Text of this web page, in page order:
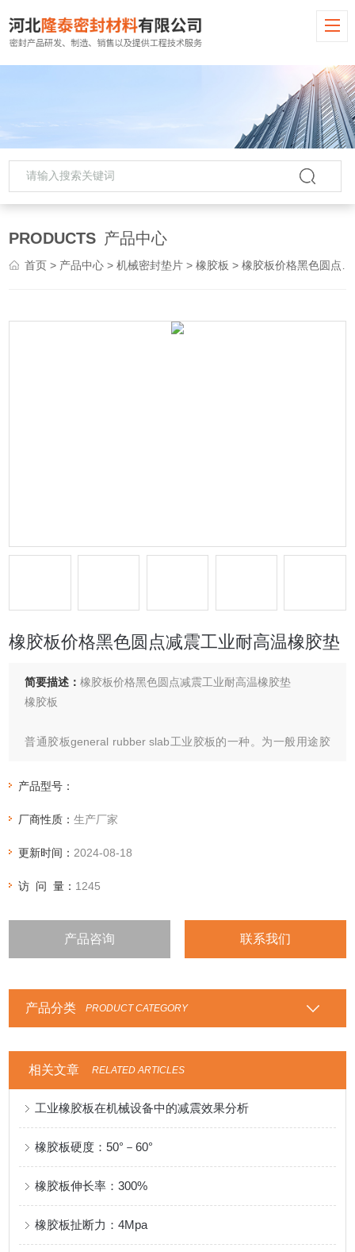
PRODUCTS 产品中心
首页 > 产品中心 >机械密封垫片 >橡胶板 > 橡胶板价格黑色圆点减震工业耐高温橡胶垫
橡胶板价格黑色圆点减震工业耐高温橡胶垫
简要描述：橡胶板价格黑色圆点减震工业耐高温橡胶垫
橡胶板
普通胶板general rubber slab工业胶板的一种。为一般用途胶
等增强材料），经硫化而制得的具有一定厚度和较大面积的片
产品型号：
厂商性质：生产厂家
更新时间： 2024-08-18
访 问 量： 1245
产品咨询 联系我们
产品分类 PRODUCT CATEGORY
相关文章 RELATED ARTICLES
工业橡胶板在机械设备中的减震效果分析
橡胶板硬度：50°－60°
橡胶板伸长率：300%
橡胶板扯断力：4Mpa